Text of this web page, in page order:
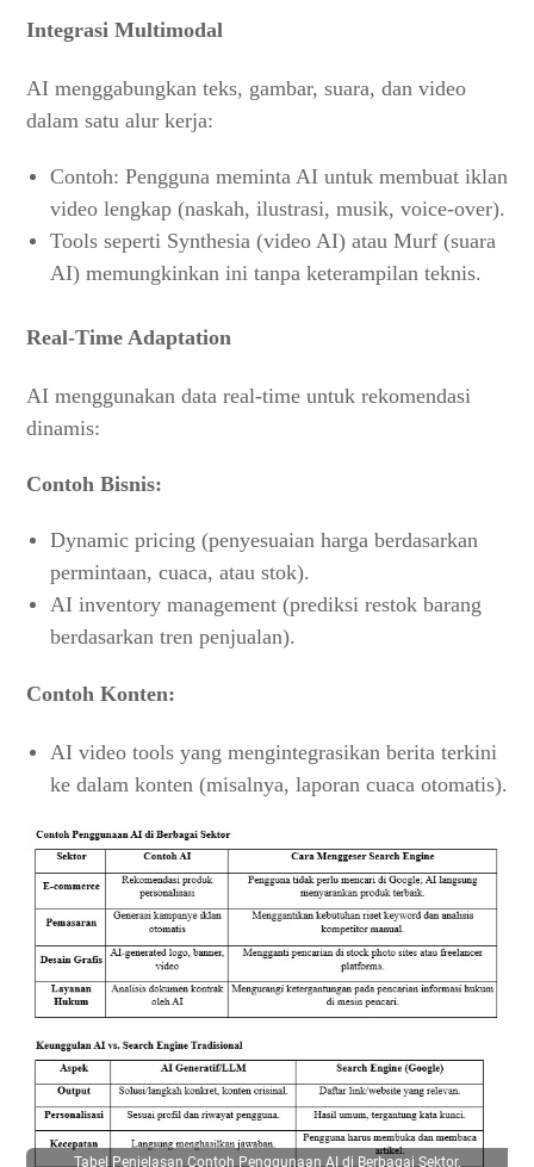
Integrasi Multimodal
AI menggabungkan teks, gambar, suara, dan video
dalam satu alur kerja:
Contoh: Pengguna meminta AI untuk membuat iklan
video lengkap (naskah, ilustrasi, musik, voice-over).
Tools seperti Synthesia (video AI) atau Murf (suara
AI) memungkinkan ini tanpa keterampilan teknis.
Real-Time Adaptation
AI menggunakan data real-time untuk rekomendasi
dinamis:
Contoh Bisnis:
Dynamic pricing (penyesuaian harga berdasarkan
permintaan, cuaca, atau stok).
AI inventory management (prediksi restok barang
berdasarkan tren penjualan).
Contoh Konten:
AI video tools yang mengintegrasikan berita terkini
ke dalam konten (misalnya, laporan cuaca otomatis).
Tabel Penjelasan Contoh Penggunaan AI di Berbagai Sektor,